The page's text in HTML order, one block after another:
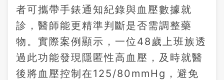
者可攜帶手錶通知紀錄與血壓數據就
診，醫師能更精準判斷是否需調整藥
物。實際案例顯示，一位48歲上班族透
過此功能發現隱匿性高血壓，及時就醫
後將血壓控制在125/80mmHg，避免